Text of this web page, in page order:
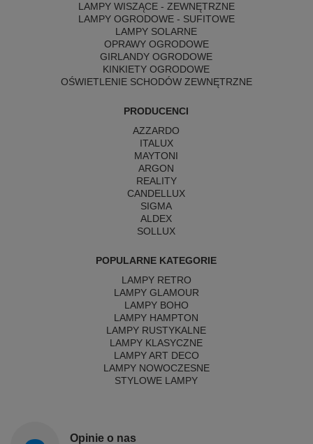
LAMPY WISZĄCE - ZEWNĘTRZNE
LAMPY OGRODOWE - SUFITOWE
LAMPY SOLARNE
OPRAWY OGRODOWE
GIRLANDY OGRODOWE
KINKIETY OGRODOWE
OŚWIETLENIE SCHODÓW ZEWNĘTRZNE
PRODUCENCI
AZZARDO
ITALUX
MAYTONI
ARGON
REALITY
CANDELLUX
SIGMA
ALDEX
SOLLUX
POPULARNE KATEGORIE
LAMPY RETRO
LAMPY GLAMOUR
LAMPY BOHO
LAMPY HAMPTON
LAMPY RUSTYKALNE
LAMPY KLASYCZNE
LAMPY ART DECO
LAMPY NOWOCZESNE
STYLOWE LAMPY
Opinie o nas